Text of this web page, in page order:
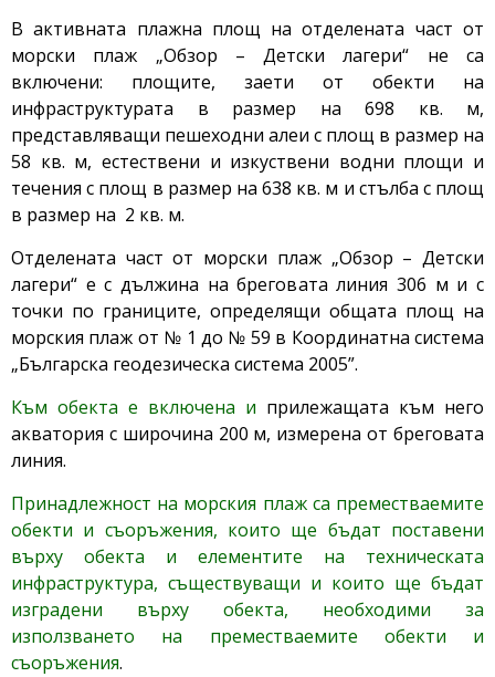
В активната плажна площ на отделената част от
морски плаж „Обзор – Детски лагери“ не са
включени: площите, заети от обекти на
инфраструктурата в размер на 698 кв. м,
представляващи пешеходни алеи с площ в размер на
58 кв. м, естествени и изкуствени водни площи и
течения с площ в размер на 638 кв. м и стълба с площ
в размер на 2 кв. м.
Отделената част от морски плаж „Обзор – Детски
лагери“ е с дължина на бреговата линия 306 м и с
точки по границите, определящи общата площ на
морския плаж от № 1 до № 59 в Координатна система
„Българска геодезическа система 2005”.
Към обекта е включена и прилежащата към него
акватория с широчина 200 м, измерена от бреговата
линия.
Принадлежност на морския плаж са преместваемите
обекти и съоръжения, които ще бъдат поставени
върху обекта и елементите на техническата
инфраструктура, съществуващи и които ще бъдат
изградени върху обекта, необходими за
използването на преместваемите обекти и
съоръжения.